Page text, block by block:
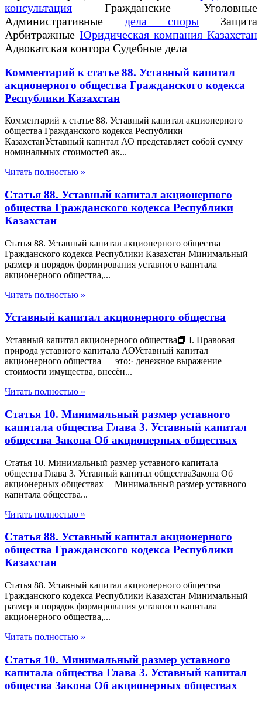
консультация Гражданские Уголовные
Административные дела споры Защита
Арбитражные Юридическая компания Казахстан
Адвокатская контора Судебные дела
Комментарий к статье 88. Уставный капитал
акционерного общества Гражданского кодекса
Республики Казахстан
Комментарий к статье 88. Уставный капитал акционерного
общества Гражданского кодекса Республики
КазахстанУставный капитал АО представляет собой сумму
номинальных стоимостей ак...
Читать полностью »
Статья 88. Уставный капитал акционерного
общества Гражданского кодекса Республики
Казахстан
Статья 88. Уставный капитал акционерного общества
Гражданского кодекса Республики Казахстан Минимальный
размер и порядок формирования уставного капитала
акционерного общества,...
Читать полностью »
Уставный капитал акционерного общества
Уставный капитал акционерного общества📘 I. Правовая
природа уставного капитала АОУставный капитал
акционерного общества — это:· денежное выражение
стоимости имущества, внесён...
Читать полностью »
Статья 10. Минимальный размер уставного
капитала общества Глава 3. Уставный капитал
общества Закона Об акционерных обществах
Статья 10. Минимальный размер уставного капитала
общества Глава 3. Уставный капитал обществаЗакона Об
акционерных обществах Минимальный размер уставного
капитала общества...
Читать полностью »
Статья 88. Уставный капитал акционерного
общества Гражданского кодекса Республики
Казахстан
Статья 88. Уставный капитал акционерного общества
Гражданского кодекса Республики Казахстан Минимальный
размер и порядок формирования уставного капитала
акционерного общества,...
Читать полностью »
Статья 10. Минимальный размер уставного
капитала общества Глава 3. Уставный капитал
общества Закона Об акционерных обществах